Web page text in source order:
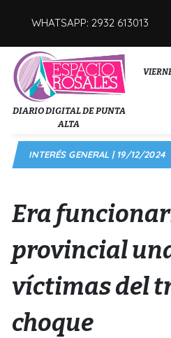
WHATSAPP: 2932 613013
INTERÉS
DIARIO DIGITAL DE PUNTA
ALTA
INTERÉS GENERAL | 19/12/2024
Era
provincial
víctimas del
choque